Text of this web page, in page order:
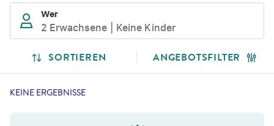
Wer
2 Erwachsene Keine Kinder
SORTIEREN ANGEBOTSFILTER
KEINE ERGEBNISSE